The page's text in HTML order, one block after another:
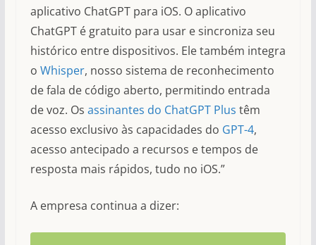
aplicativo ChatGPT para iOS. O aplicativo
ChatGPT é gratuito para usar e sincroniza seu
histórico entre dispositivos. Ele também integra
o Whisper, nosso sistema de reconhecimento
de fala de código aberto, permitindo entrada
de voz. Os assinantes do ChatGPT Plus têm
acesso exclusivo às capacidades do GPT-4,
acesso antecipado a recursos e tempos de
resposta mais rápidos, tudo no iOS.”
A empresa continua a dizer: